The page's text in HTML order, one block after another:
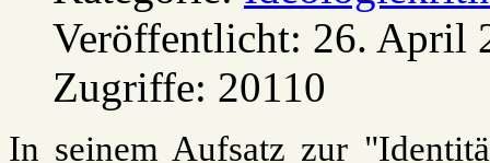
Veröffentlicht: 26. April
Zugriffe: 20110
In seinem Aufsatz zur